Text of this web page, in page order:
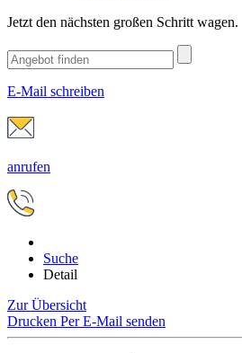
Jetzt den nächsten großen Schritt wagen.
E-Mail schreiben
anrufen
Suche
Detail
Zur Übersicht
Drucken Per E-Mail senden